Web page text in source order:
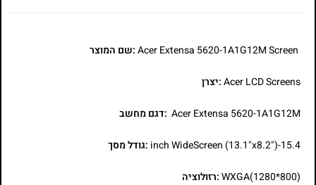
:שם המוצר
Acer LCD Screens:יצרן
Acer Extensa 5620-1A1G12M :דגם מחשב
15.4-inch WideScreen (13.1"x8.2") :גודל מסך
WXGA(1280*800):רזולוציה